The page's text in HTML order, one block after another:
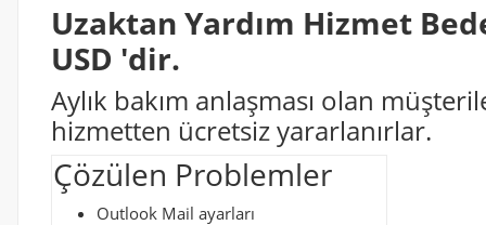
Uzaktan Yardım Hizmet
USD 'dir.
Aylık bakım anlaşması olan
hizmetten ücretsiz yararlanırlar.
Çözülen Problemler
Outlook Mail ayarları